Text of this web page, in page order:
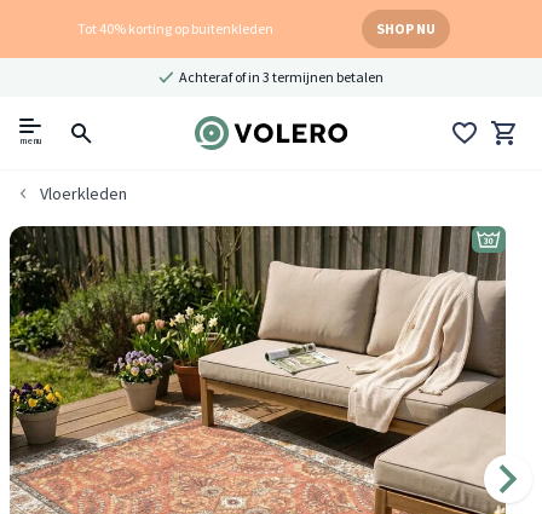
Tot 40% korting op buitenkleden SHOP NU
Achteraf of in 3 termijnen betalen
menu
Vloerkleden